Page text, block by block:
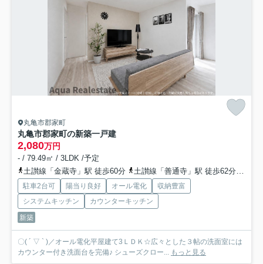
丸亀市郡家町
丸亀市郡家町の新築一戸建
2,080万円
- / 79.49㎡ / 3LDK /予定
土讃線「金蔵寺」駅 徒歩60分
土讃線「善通寺」駅 徒歩62分
駐車2台可 陽当り良好 オール電化
収納豊富
システムキッチン
カウンターキッチン
新築
〇( ´ ▽ ` )／オール電化平屋建て3ＬＤＫ☆広々とした３帖の洗面室には
カウンター付き洗面台を完備♪ シューズクロー... もっと見る